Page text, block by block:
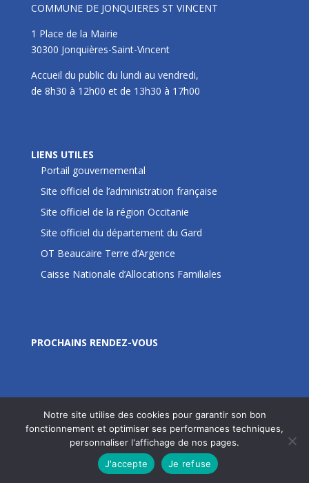
COMMUNE DE JONQUIERES ST VINCENT
1 Place de la Mairie
30300 Jonquières-Saint-Vincent
Accueil du public du lundi au vendredi,
de 8h30 à 12h00 et de 13h30 à 17h00
LIENS UTILES
Portail gouvernemental
Site officiel de l’administration française
Site officiel de la région Occitanie
Site officiel du département du Gard
OT Beaucaire Terre d’Argence
Caisse Nationale d’Allocations Familiales
PROCHAINS RENDEZ-VOUS
Site édité par la Commune de Jonquières Saint Vincent
- © 2020
Notre site utilise des cookies pour garantir son bon
fonctionnement et optimiser ses performances techniques,
personnaliser l'affichage de nos pages.
J'accepte
Je refuse